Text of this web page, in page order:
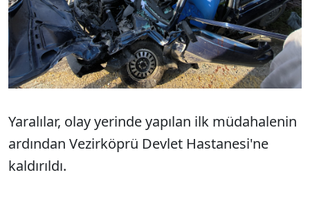
Yaralılar, olay yerinde yapılan ilk müdahalenin
ardından Vezirköprü Devlet Hastanesi'ne
kaldırıldı.